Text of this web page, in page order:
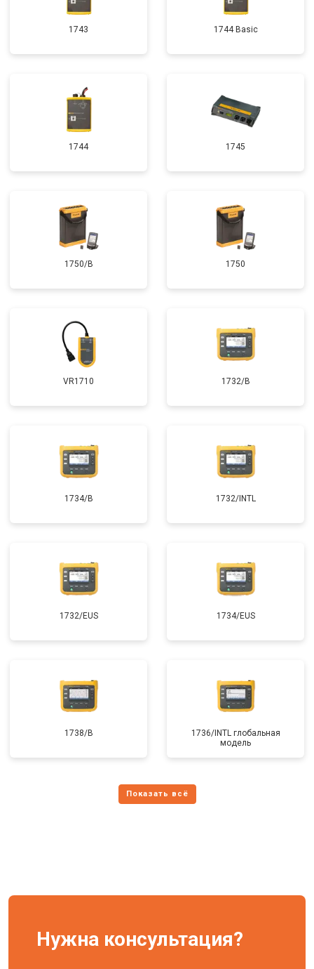
1743 1744 Basic
1744 1745
1750/B 1750
VR1710 1732/B
1734/B 1732/INTL
1732/EUS 1734/EUS
1738/B
1736/INTL глобальная
модель
Нужна консультация?